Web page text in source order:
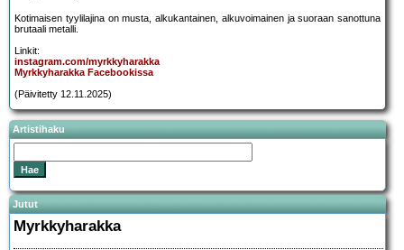
Kotimaisen tyylilajina on musta, alkukantainen, alkuvoimainen ja suoraan sanottuna
brutaali metalli.
Linkit:
instagram.com/myrkkyharakka
Myrkkyharakka Facebookissa
(Päivitetty 12.11.2025)
Artistihaku
Jutut
Myrkkyharakka